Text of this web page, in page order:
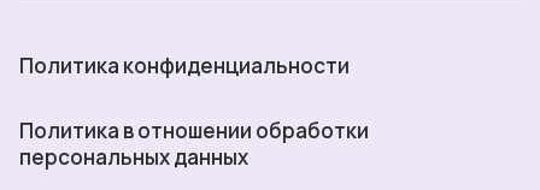
Политика конфиденциальности
Политика в отношении обработки
персональных данных